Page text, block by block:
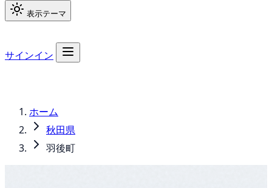
表示テーマ
サインイン
ホーム
秋田県
羽後町